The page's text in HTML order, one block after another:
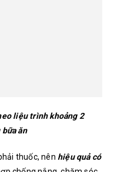
liệu trình khoảng 2
ăn
thuốc, nên hiệu quả có